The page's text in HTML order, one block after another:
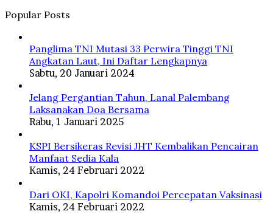
Popular Posts
Panglima TNI Mutasi 33 Perwira Tinggi TNI
Angkatan Laut, Ini Daftar Lengkapnya
Sabtu, 20 Januari 2024
Jelang Pergantian Tahun, Lanal Palembang
Laksanakan Doa Bersama
Rabu, 1 Januari 2025
KSPI Bersikeras Revisi JHT Kembalikan Pencairan
Manfaat Sedia Kala
Kamis, 24 Februari 2022
Dari OKI, Kapolri Komandoi Percepatan Vaksinasi
Kamis, 24 Februari 2022